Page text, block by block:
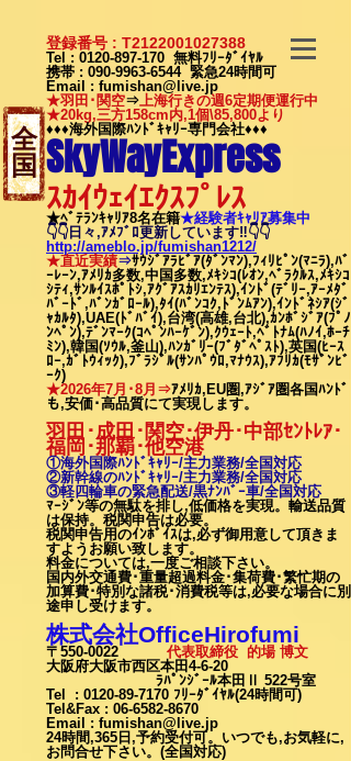
全
国
登録番号 : T2122001027388
Tel : 0120-897-170 無料ﾌﾘｰﾀﾞｲﾔﾙ
携帯 : 090-9963-6544緊急24時間可
Email
: fumishan@live.jp
★羽田･関空⇒上海行きの週6定期便運行中
★20kg,三方158cm内,1個\85,800より
♦♦♦海外国際ﾊﾝﾄﾞｷｬﾘｰ専門会社♦♦♦
SkyWayExpress
ｽｶｲｳｪｲｴｸｽﾌﾟﾚｽ
★ﾍﾞﾃﾗﾝｷｬﾘｱ8名在籍★​経験者ｷｬﾘｱ募集中
👇👇日々,ｱﾒﾌﾞﾛ更新しています‼👇👇
http://ameblo.jp/fumishan1212/
★直近実績⇒ｻｳｼﾞｱﾗﾋﾞｱ(ﾀﾞﾝﾏﾝ),ﾌｨﾘﾋﾟﾝ(ﾏﾆﾗ),ﾊﾞ
ｰﾚｰﾝ,ｱﾒﾘｶ多数,中国多数,ﾒｷｼｺ(ﾚｵﾝ,ﾍﾞﾗｸﾙｽ,ﾒｷｼｺ
ｼﾃｨ,ｻﾝﾙｲｽﾎﾟﾄｼ,ｱｸﾞｱｽｶﾘｴﾝﾃｽ),ｲﾝﾄﾞ(ﾃﾞﾘｰ,ｱｰﾒﾀﾞ
ﾊﾞｰﾄﾞ,ﾊﾞﾝｶﾞﾛｰﾙ),ﾀｲ(ﾊﾞﾝｺｸ,ﾄﾞﾝﾑｱﾝ),ｲﾝﾄﾞﾈｼｱ(ｼﾞ
ｬｶﾙﾀ),UAE(ﾄﾞﾊﾞｲ),台湾(高雄,台北),ｶﾝﾎﾞｼﾞｱ(ﾌﾟﾉ
ﾝﾍﾟﾝ),ﾃﾞﾝﾏｰｸ(ｺﾍﾟﾝﾊｰｹﾞﾝ),ｸｳｪｰﾄ,ﾍﾞﾄﾅﾑ(ﾊﾉｲ,ﾎｰﾁ
ﾐﾝ),韓国(ｿｳﾙ,釜山),ﾊﾝｶﾞﾘｰ(ﾌﾞﾀﾞﾍﾟｽﾄ),英国(ﾋｰｽ
ﾛｰ,ｶﾞﾄｳｨｯｸ),ﾌﾞﾗｼﾞﾙ(ｻﾝﾊﾟｳﾛ,ﾏﾅｳｽ),ｱﾌﾘｶ(ﾓｻﾞﾝﾋﾞ
ｰｸ)
★2026年7月･8月⇒ｱﾒﾘｶ,EU圏,ｱｼﾞｱ圏各国ﾊﾝﾄﾞ
も,安価･高品質にて実現します。
羽田･成田･関空･伊丹･中部ｾﾝﾄﾚｱ･
福岡･那覇･他空港
①海外国際ﾊﾝﾄﾞｷｬﾘｰ/主力業務/全国対応
②新幹線のﾊﾝﾄﾞｷｬﾘｰ/主力業務/全国対応
③軽四輪車の緊急配送/黒ﾅﾝﾊﾞｰ車/全国対応
ﾏｰｼﾞﾝ等の無駄を排し,低価格を実現。輸送品質
は保持。税関申告は必要。
税関申告用のｲﾝﾎﾞｲｽは,必ず御用意して頂きま
すようお願い致します。
料金については,一度ご相談下さい。
国内外交通費･重量超過料金･集荷費･繁忙期の
加算費･特別な諸税･消費税等は,必要な場合に別
途申し受けます。
株式会社OfficeHirofumi
〒550-0022 代表取締役 的場 博文
大阪府大阪市西区本田4-6-20
ﾗﾊﾟﾝｼﾞｰﾙ本田Ⅱ 522号室
Tel : 0120-89-7170 ﾌﾘｰﾀﾞｲﾔﾙ(24時間可)
Tel&Fax : 06-6582-8670
Email
: fumishan@live.jp
24時間,365日,予約受付可。いつでも,お気軽に,
お問合せ下さい。(全国対応)